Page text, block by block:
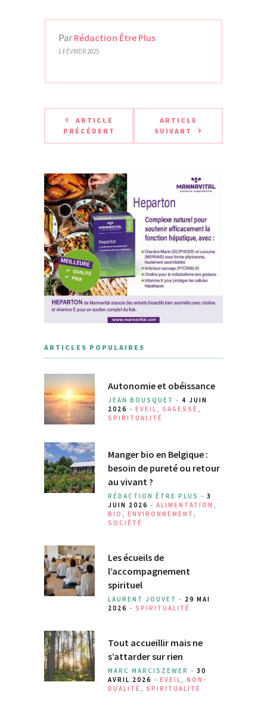
Par Rédaction Être Plus
1 FÉVRIER 2025
ARTICLE
PRÉCÉDENT
ARTICLE
SUIVANT
ARTICLES POPULAIRES
Autonomie et obéissance
JEAN BOUSQUET - 4 JUIN
2026 - EVEIL , SAGESSE ,
SPIRITUALITÉ
Manger bio en Belgique :
besoin de pureté ou retour
au vivant ?
RÉDACTION ÊTRE PLUS - 3
JUIN 2026 - ALIMENTATION ,
BIO , ENVIRONNEMENT ,
SOCIÉTÉ
Les écueils de
l’accompagnement
spirituel
LAURENT JOUVET - 29 MAI
2026 - SPIRITUALITÉ
Tout accueillir mais ne
s’attarder sur rien
MARC MARCISZEWER - 30
AVRIL 2026 - EVEIL , NON-
DUALITÉ , SPIRITUALITÉ